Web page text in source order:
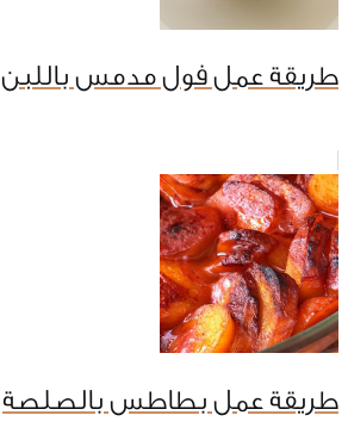
طريقة عمل فول مدمس باللبن
طريقة عمل بطاطس بالصلصة